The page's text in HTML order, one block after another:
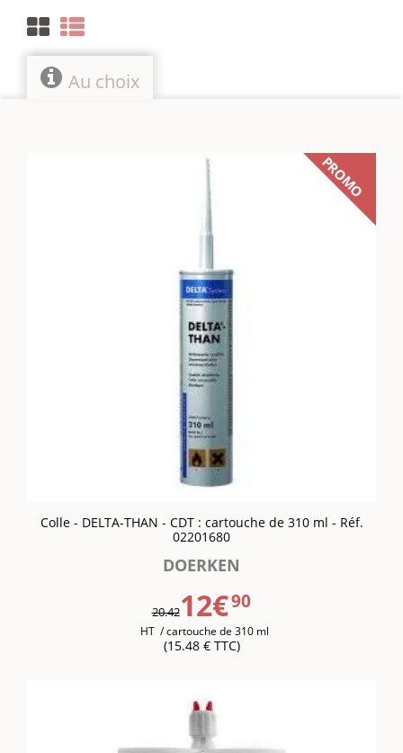
Au choix
Colle - DELTA-THAN - CDT : cartouche de 310 ml - Réf.
02201680
DOERKEN
PROMO
20.4212€90
HT / cartouche de 310 ml
(15.48 € TTC)